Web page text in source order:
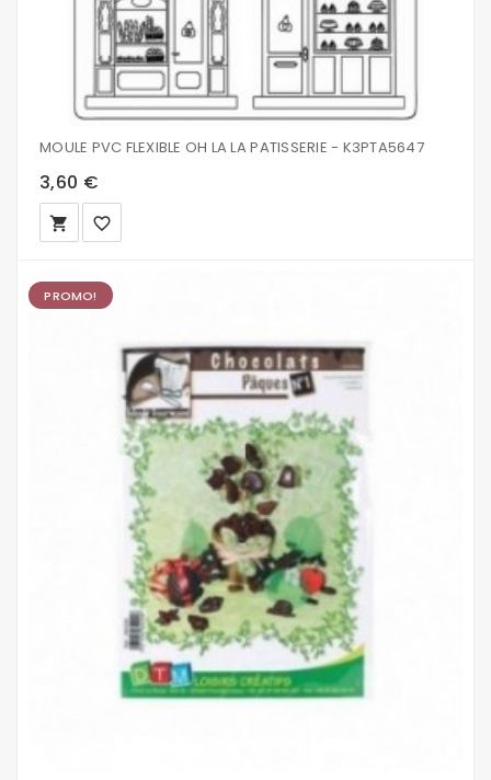
MOULE PVC FLEXIBLE OH LA LA PATISSERIE - K3PTA5647
3,60 €
local_grocery_store favorite_border
PROMO!